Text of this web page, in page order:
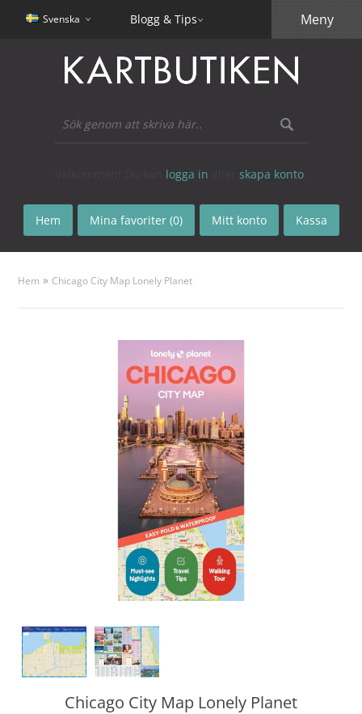
Svenska Blogg & Tips
logga in skapa konto
Hem Mina favoriter (0) Mitt konto Kassa
Meny
Hem » Chicago City Map Lonely Planet
Chicago City Map Lonely Planet